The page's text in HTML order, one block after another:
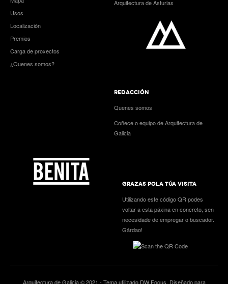
Usos
Localización
Premios
Carga de proxectos
¿Quenes somos?
Arquitectura de Asturias
REDACCIÓN
Quenes somos
Coñece o equipo de Arquitectura de
Galicia
GRAZAS POLA TÚA VISITA
Utilizando este código QR podes
voltar a esta páxina en concreto, sen
necesidade de empregar o buscador.
Gárdao!
Arquitectura de Galicia © 2021 - Tema utilizado DW Focus . Diseñado para